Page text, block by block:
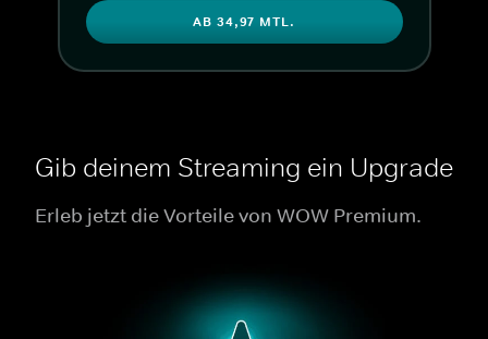
AB 34,97 MTL.
Gib deinem Streaming ein Upgrade
Erleb jetzt die Vorteile von WOW Premium.